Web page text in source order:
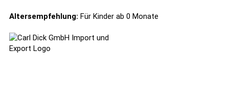
Altersempfehlung: Für Kinder ab 0 Monate